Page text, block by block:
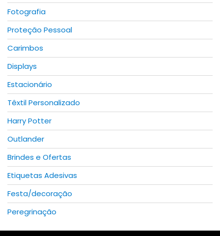
Fotografia
Proteção Pessoal
Carimbos
Displays
Estacionário
Têxtil Personalizado
Harry Potter
Outlander
Brindes e Ofertas
Etiquetas Adesivas
Festa/decoração
Peregrinação